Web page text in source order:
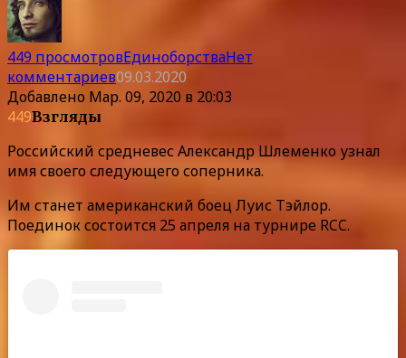
449 просмотровЕдиноборстваНет
комментариев09.03.2020
Добавлено Мар. 09, 2020 в 20:03
449Взгляды
Российский средневес Александр Шлеменко узнал
имя своего следующего соперника.
Им станет американский боец Луис Тэйлор.
Поединок состоится 25 апреля на турнире RCC.